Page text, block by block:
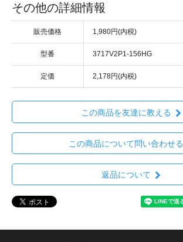
その他の詳細情報
販売価格 1,980円(内税)
型番 3717V2P1-156HG
定価 2,178円(内税)
この商品を友達に教える
この商品について問い合わせる
返品について